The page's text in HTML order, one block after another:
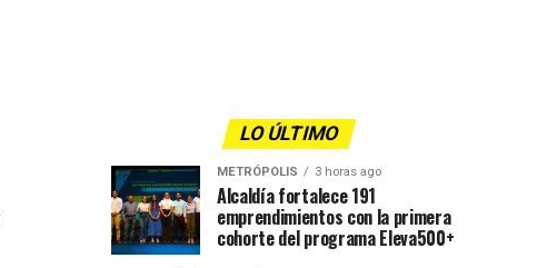
LO ÚLTIMO
METRÓPOLIS 3 horas ago
Alcaldía fortalece 191
emprendimientos con la primera
cohorte del programa Eleva500+